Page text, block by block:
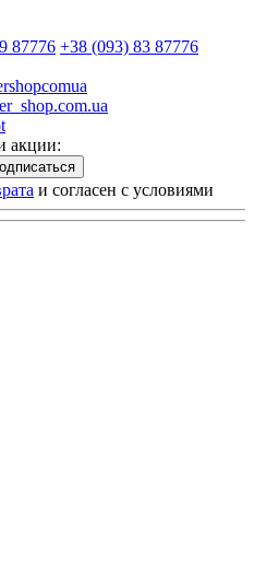
87776 +38 (093) 83 87776
акции:
и согласен с условиями